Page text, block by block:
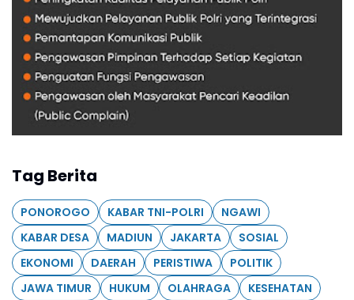
Tag Berita
PONOROGO KABAR TNI-POLRI
NGAWI
KABAR DESA
MADIUN JAKARTA
SOSIAL
EKONOMI
DAERAH PERISTIWA
POLITIK
JAWA TIMUR
HUKUM OLAHRAGA
KESEHATAN